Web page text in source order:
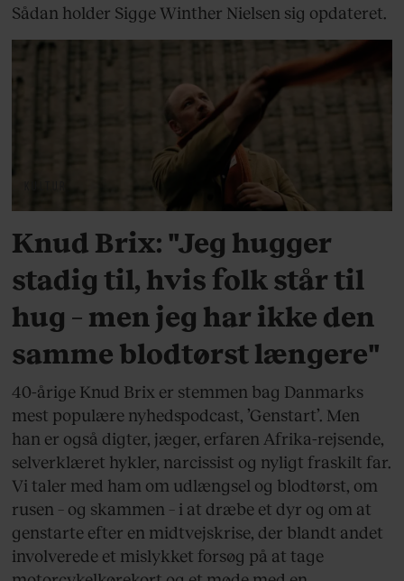
Sådan holder Sigge Winther Nielsen sig opdateret.
Knud Brix: "Jeg hugger
stadig til, hvis folk står til
hug – men jeg har ikke den
samme blodtørst længere"
40-årige Knud Brix er stemmen bag Danmarks
mest populære nyhedspodcast, ’Genstart’. Men
han er også digter, jæger, erfaren Afrika-rejsende,
selverklæret hykler, narcissist og nyligt fraskilt far.
Vi taler med ham om udlængsel og blodtørst, om
rusen – og skammen – i at dræbe et dyr og om at
genstarte efter en midtvejskrise, der blandt andet
involverede et mislykket forsøg på at tage